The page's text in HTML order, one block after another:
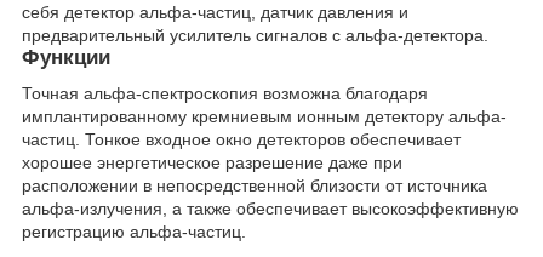
себя детектор альфа-частиц, датчик давления и
предварительный усилитель сигналов с альфа-детектора.
Функции
Точная альфа-спектроскопия возможна благодаря
имплантированному кремниевым ионным детектору альфа-
частиц. Тонкое входное окно детекторов обеспечивает
хорошее энергетическое разрешение даже при
расположении в непосредственной близости от источника
альфа-излучения, а также обеспечивает высокоэффективную
регистрацию альфа-частиц.